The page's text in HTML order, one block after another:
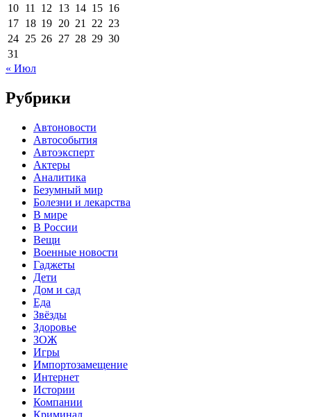
10 11 12 13 14 15 16
17 18 19 20 21 22 23
24 25 26 27 28 29 30
31
« Июл
Рубрики
Автоновости
Автособытия
Автоэксперт
Актеры
Аналитика
Безумный мир
Болезни и лекарства
В мире
В России
Вещи
Военные новости
Гаджеты
Дети
Дом и сад
Еда
Звёзды
Здоровье
ЗОЖ
Игры
Импортозамещение
Интернет
Истории
Компании